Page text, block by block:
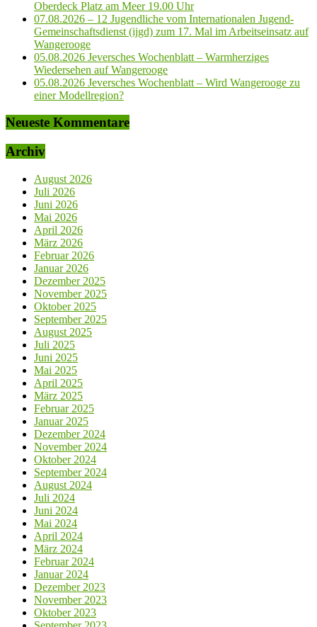
Oberdeck Platz am Meer 19.00 Uhr
07.08.2026 – 12 Jugendliche vom Internationalen Jugend-
Gemeinschaftsdienst (ijgd) zum 17. Mal im Arbeitseinsatz auf
Wangerooge
05.08.2026 Jeversches Wochenblatt – Warmherziges
Wiedersehen auf Wangerooge
05.08.2026 Jeversches Wochenblatt – Wird Wangerooge zu
einer Modellregion?
Neueste Kommentare
Archiv
August 2026
Juli 2026
Juni 2026
Mai 2026
April 2026
März 2026
Februar 2026
Januar 2026
Dezember 2025
November 2025
Oktober 2025
September 2025
August 2025
Juli 2025
Juni 2025
Mai 2025
April 2025
März 2025
Februar 2025
Januar 2025
Dezember 2024
November 2024
Oktober 2024
September 2024
August 2024
Juli 2024
Juni 2024
Mai 2024
April 2024
März 2024
Februar 2024
Januar 2024
Dezember 2023
November 2023
Oktober 2023